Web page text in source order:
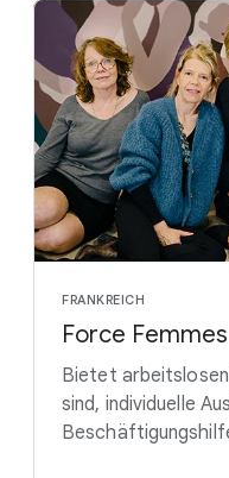
FRANKREICH
Force Femmes
Bietet
sind, individuelle